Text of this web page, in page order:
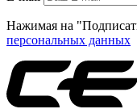
Нажимая на
персональных данных